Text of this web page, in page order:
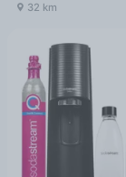
32 km